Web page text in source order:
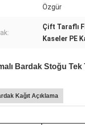
Özgür
Çift Taraflı
Kaseler PE
Bardak Stoğu Tek
Kağıt Açıklama